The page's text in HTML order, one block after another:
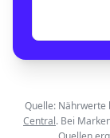
Quelle: Nährwerte
Central. Bei